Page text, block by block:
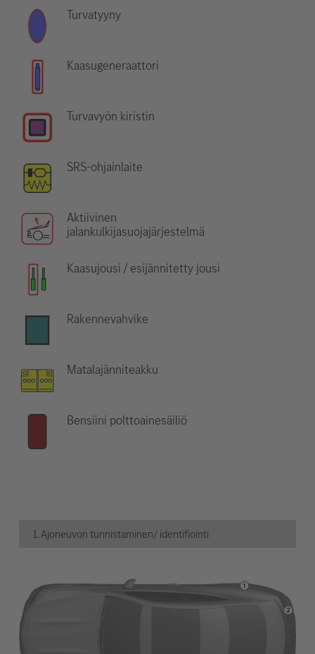
Turvatyyny
Kaasugeneraattori
Turvavyön kiristin
SRS-ohjainlaite
Aktiivinen
jalankulkijasuojajärjestelmä
Kaasujousi / esijännitetty jousi
Rakennevahvike
Matalajänniteakku
Bensiini polttoainesäiliö
1. Ajoneuvon tunnistaminen/ identifiointi